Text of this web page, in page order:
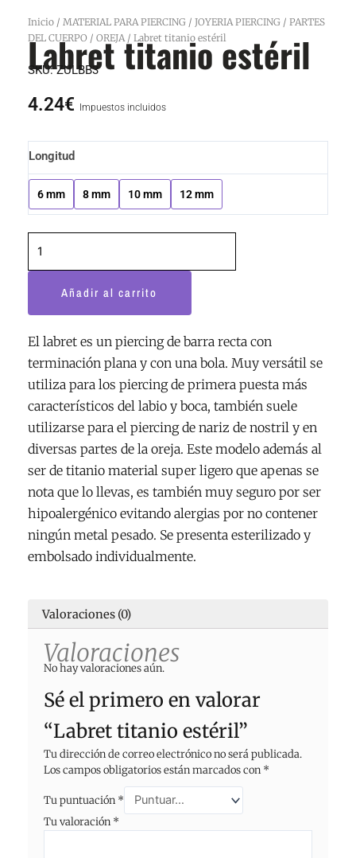
Inicio / MATERIAL PARA PIERCING / JOYERIA PIERCING / PARTES
DEL CUERPO / OREJA/ Labret titanio estéril
Labret titanio estéril
SKU:ZULBB3
4.24€ Impuestos incluidos
Longitud
6 mm 8 mm 10 mm 12 mm
Labret
estéril
cantidad
Añadir al carrito
El labret es un piercing de barra recta con
terminación plana y con una bola. Muy versátil se
utiliza para los piercing de primera puesta más
característicos del labio y boca, también suele
utilizarse para el piercing de nariz de nostril y en
diversas partes de la oreja. Este modelo además al
ser de titanio material super ligero que apenas se
nota que lo llevas, es también muy seguro por ser
hipoalergénico evitando alergias por no contener
ningún metal pesado. Se presenta esterilizado y
embolsado individualmente.
Valoraciones (0)
Valoraciones
No hay valoraciones aún.
Sé el primero en valorar
“Labret titanio estéril”
Tu dirección de correo electrónico no será publicada.
Los campos obligatorios están marcados con *
Tu puntuación *
Tu valoración *